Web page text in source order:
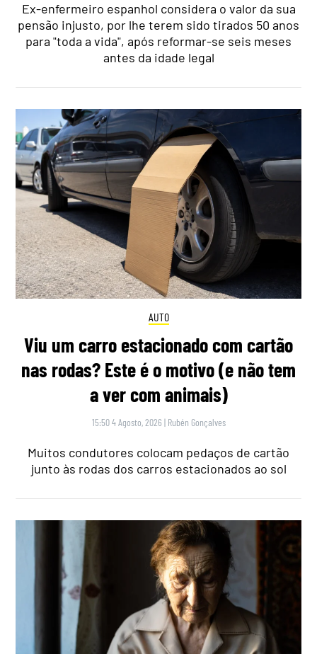
Ex-enfermeiro espanhol considera o valor da sua
pensão injusto, por lhe terem sido tirados 50 anos
para "toda a vida", após reformar-se seis meses
antes da idade legal
AUTO
Viu um carro estacionado com cartão
nas rodas? Este é o motivo (e não tem
a ver com animais)
15:50 4 Agosto, 2026 | Rubén Gonçalves
Muitos condutores colocam pedaços de cartão
junto às rodas dos carros estacionados ao sol